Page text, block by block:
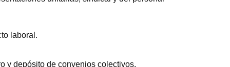
laboral.
y depósito de convenios colectivos.